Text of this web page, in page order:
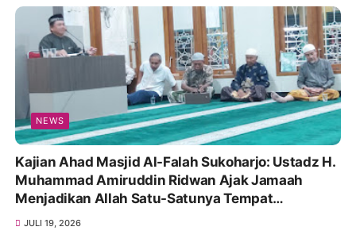
NEWS
Kajian Ahad Masjid Al-Falah Sukoharjo: Ustadz H.
Muhammad Amiruddin Ridwan Ajak Jamaah
Menjadikan Allah Satu-Satunya Tempat
Bergantung
JULI 19, 2026